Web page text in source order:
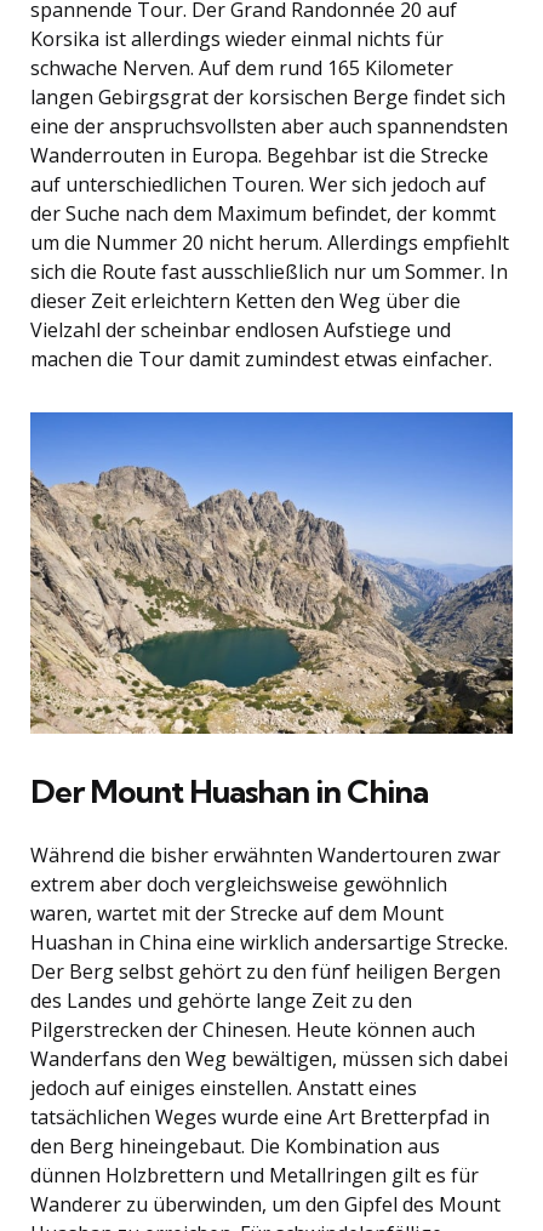
spannende Tour. Der Grand Randonnée 20 auf
Korsika ist allerdings wieder einmal nichts für
schwache Nerven. Auf dem rund 165 Kilometer
langen Gebirgsgrat der korsischen Berge findet sich
eine der anspruchsvollsten aber auch spannendsten
Wanderrouten in Europa. Begehbar ist die Strecke
auf unterschiedlichen Touren. Wer sich jedoch auf
der Suche nach dem Maximum befindet, der kommt
um die Nummer 20 nicht herum. Allerdings empfiehlt
sich die Route fast ausschließlich nur um Sommer. In
dieser Zeit erleichtern Ketten den Weg über die
Vielzahl der scheinbar endlosen Aufstiege und
machen die Tour damit zumindest etwas einfacher.
Der Mount Huashan in China
Während die bisher erwähnten Wandertouren zwar
extrem aber doch vergleichsweise gewöhnlich
waren, wartet mit der Strecke auf dem Mount
Huashan in China eine wirklich andersartige Strecke.
Der Berg selbst gehört zu den fünf heiligen Bergen
des Landes und gehörte lange Zeit zu den
Pilgerstrecken der Chinesen. Heute können auch
Wanderfans den Weg bewältigen, müssen sich dabei
jedoch auf einiges einstellen. Anstatt eines
tatsächlichen Weges wurde eine Art Bretterpfad in
den Berg hineingebaut. Die Kombination aus
dünnen Holzbrettern und Metallringen gilt es für
Wanderer zu überwinden, um den Gipfel des Mount